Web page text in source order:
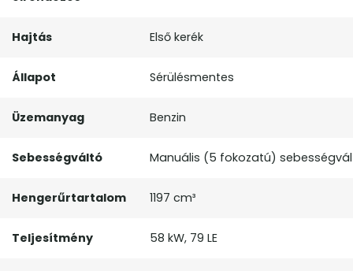
Hajtás Első kerék
Állapot Sérülésmentes
Üzemanyag Benzin
Sebességváltó Manuális (5 fokozatú)
Hengerűrtartalom 1197 cm³
Teljesítmény 58 kW, 79 LE